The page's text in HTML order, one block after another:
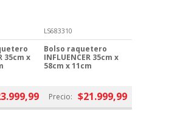
35cm x
LS683310
Bolso raquetero
INFLUENCER 35cm x
58cm x 11cm
Precio: $21.999,99